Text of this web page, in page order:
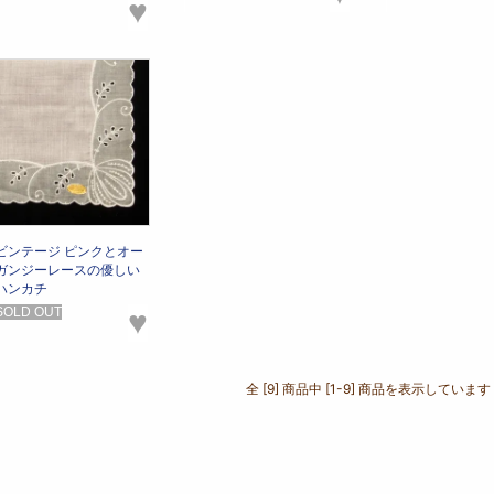
♥
ンテージ ピンクとオー
ンジーレースの優しい
ンカチ
OUT ♥
全 [9] 商品中 [1-9] 商品を表示しています